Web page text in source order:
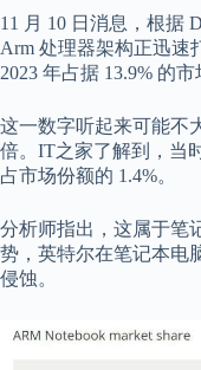
11 月 10 日消息，根据
Arm 处理器架构正迅速
2023 年占据 13.9% 的市
这一数字听起来可能不
倍。IT之家了解到，当
占市场份额的 1.4%。
分析师指出，这属于笔
势，英特尔在笔记本电
侵蚀。